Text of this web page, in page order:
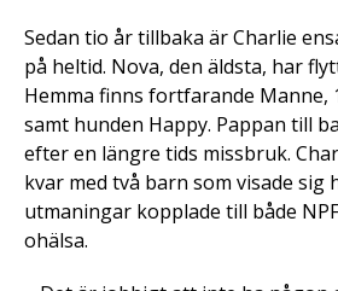
Sedan tio år tillbaka är Charlie
på heltid. Nova, den äldsta, har
Hemma finns fortfarande Manne,
samt hunden Happy. Pappan till
efter en längre tids missbruk.
kvar med två barn som visade sig
utmaningar kopplade till både
ohälsa.